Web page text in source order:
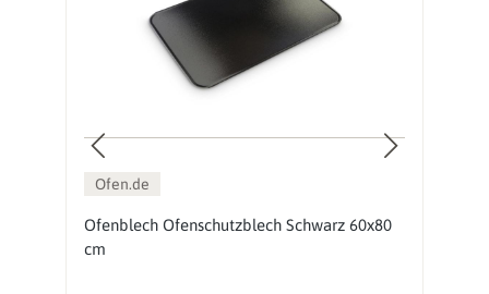
Ofen.de
Ofenblech Ofenschutzblech Schwarz 60x80
cm